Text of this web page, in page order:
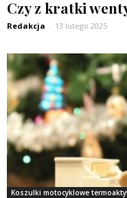
Czy z kratki
Redakcja - 13 lutego 2025
Koszulki motocyklowe